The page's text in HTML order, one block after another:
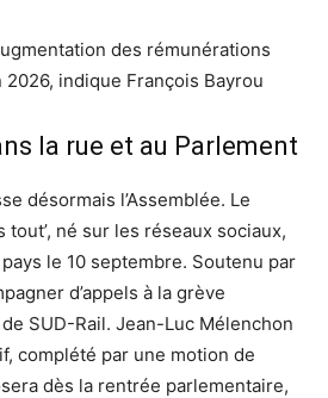
des rémunérations
indique François Bayrou
la rue et au Parlement
désormais l’Assemblée. Le
tout’, né sur les réseaux sociaux,
le 10 septembre. Soutenu par
d’appels à la grève
SUD-Rail. Jean-Luc Mélenchon
complété par une motion de
dès la rentrée parlementaire,